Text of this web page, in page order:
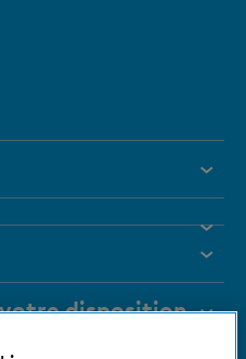
disposition